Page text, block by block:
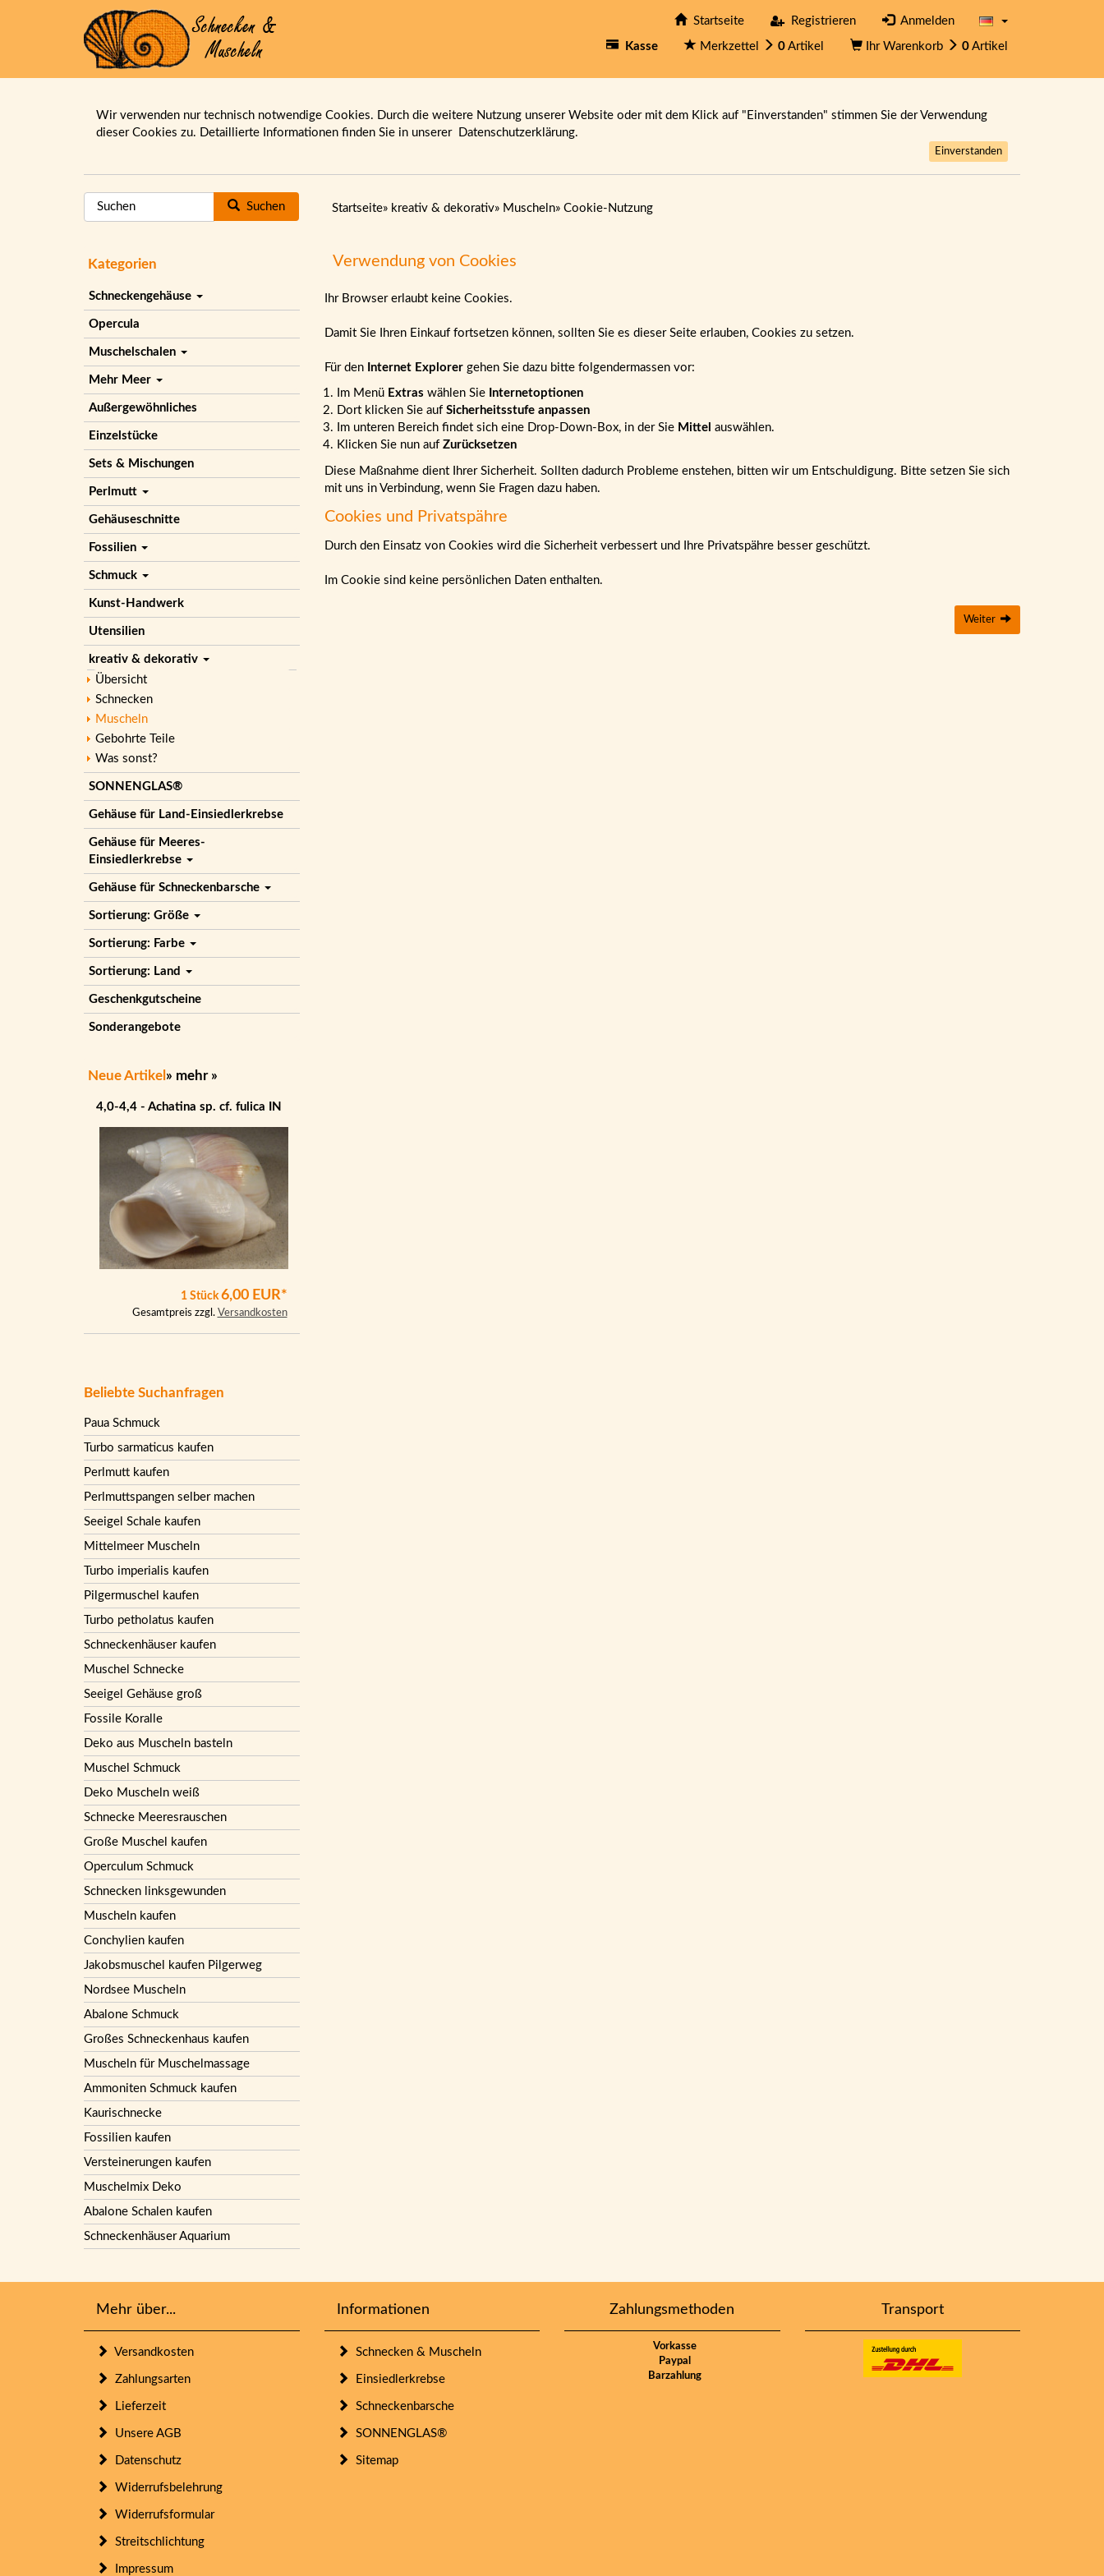
Startseite Registrieren Anmelden
Kasse Merkzettel 0 Artikel Ihr Warenkorb 0 Artikel
Wir verwenden nur technisch notwendige Cookies. Durch die weitere Nutzung unserer Website oder mit dem Klick auf "Einverstanden" stimmen Sie der Verwendung
dieser Cookies zu. Detaillierte Informationen finden Sie in unserer Datenschutzerklärung.
Einverstanden
Suchen
Kategorien
Schneckengehäuse
Opercula
Muschelschalen
Mehr Meer
Außergewöhnliches
Einzelstücke
Sets & Mischungen
Perlmutt
Gehäuseschnitte
Fossilien
Schmuck
Kunst-Handwerk
Utensilien
kreativ & dekorativ
Übersicht
Schnecken
Muscheln
Gebohrte Teile
Was sonst?
SONNENGLAS®
Gehäuse für Land-Einsiedlerkrebse
Gehäuse für Meeres-
Einsiedlerkrebse
Gehäuse für Schneckenbarsche
Sortierung: Größe
Sortierung: Farbe
Sortierung: Land
Geschenkgutscheine
Sonderangebote
Neue Artikel » mehr »
4,0-4,4 - Achatina sp. cf. fulica IN
1 Stück 6,00 EUR*
Gesamtpreis zzgl. Versandkosten
Beliebte Suchanfragen
Paua Schmuck
Turbo sarmaticus kaufen
Perlmutt kaufen
Perlmuttspangen selber machen
Seeigel Schale kaufen
Mittelmeer Muscheln
Turbo imperialis kaufen
Pilgermuschel kaufen
Turbo petholatus kaufen
Schneckenhäuser kaufen
Muschel Schnecke
Seeigel Gehäuse groß
Fossile Koralle
Deko aus Muscheln basteln
Muschel Schmuck
Deko Muscheln weiß
Schnecke Meeresrauschen
Große Muschel kaufen
Operculum Schmuck
Schnecken linksgewunden
Muscheln kaufen
Conchylien kaufen
Jakobsmuschel kaufen Pilgerweg
Nordsee Muscheln
Abalone Schmuck
Großes Schneckenhaus kaufen
Muscheln für Muschelmassage
Ammoniten Schmuck kaufen
Kaurischnecke
Fossilien kaufen
Versteinerungen kaufen
Muschelmix Deko
Abalone Schalen kaufen
Schneckenhäuser Aquarium
Startseite» kreativ & dekorativ» Muscheln» Cookie-Nutzung
Verwendung von Cookies
Ihr Browser erlaubt keine Cookies.
Damit Sie Ihren Einkauf fortsetzen können, sollten Sie es dieser Seite erlauben, Cookies zu setzen.
Für den Internet Explorergehen Sie dazu bitte folgendermassen vor:
Im Menü Extras wählen Sie Internetoptionen
Dort klicken Sie auf Sicherheitsstufe anpassen
Im unteren Bereich findet sich eine Drop-Down-Box, in der Sie Mittel auswählen.
Klicken Sie nun auf Zurücksetzen
Diese Maßnahme dient Ihrer Sicherheit. Sollten dadurch Probleme enstehen, bitten wir um Entschuldigung. Bitte setzen Sie sich
mit uns in Verbindung, wenn Sie Fragen dazu haben.
Cookies und Privatspähre
Durch den Einsatz von Cookies wird die Sicherheit verbessert und Ihre Privatspähre besser geschützt.
Im Cookie sind keine persönlichen Daten enthalten.
Weiter
Mehr über...
Versandkosten
Zahlungsarten
Lieferzeit
Unsere AGB
Datenschutz
Widerrufsbelehrung
Widerrufsformular
Streitschlichtung
Impressum
Informationen
Schnecken & Muscheln
Einsiedlerkrebse
Schneckenbarsche
SONNENGLAS®
Sitemap
Zahlungsmethoden
Vorkasse
Paypal
Barzahlung
Transport